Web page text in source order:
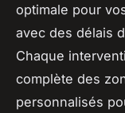
optimale pour
avec des délais
Chaque
complète des
personnalisés